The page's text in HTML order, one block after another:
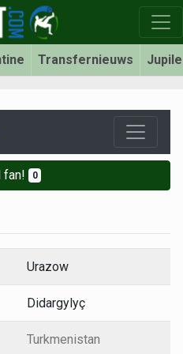
Transfernieuws
fan! 0
Urazow
Didargylyç
Turkmenistan